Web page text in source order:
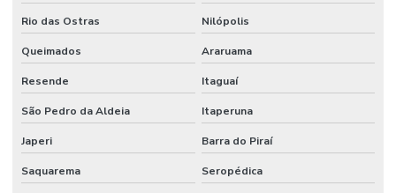
Rio das Ostras Nilópolis
Queimados Araruama
Resende Itaguaí
São Pedro da Aldeia Itaperuna
Japeri Barra do Piraí
Saquarema Seropédica